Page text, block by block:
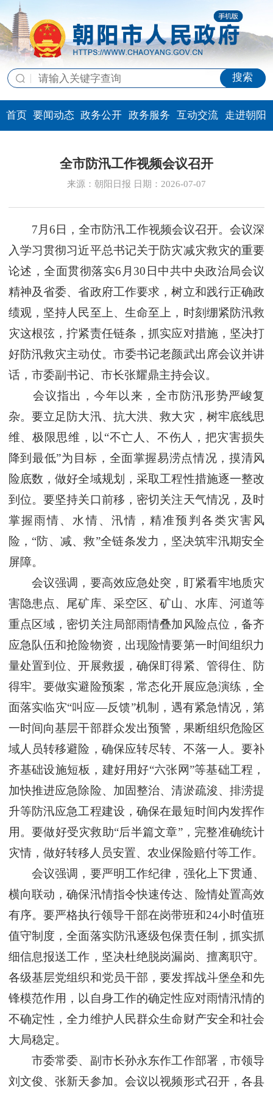
搜索
首页 要闻动态 政务公开 政务服务 互动交流 走进朝阳
全市防汛工作视频会议召开
来源：朝阳日报 日期：2026-07-07
7月6日，全市防汛工作视频会议召开。会议深
入学习贯彻习近平总书记关于防灾减灾救灾的重要
论述，全面贯彻落实6月30日中共中央政治局会议
精神及省委、省政府工作要求，树立和践行正确政
绩观，坚持人民至上、生命至上，时刻绷紧防汛救
灾这根弦，拧紧责任链条，抓实应对措施，坚决打
好防汛救灾主动仗。市委书记老颜武出席会议并讲
话，市委副书记、市长张耀鼎主持会议。
会议指出，今年以来，全市防汛形势严峻复
杂。要立足防大汛、抗大洪、救大灾，树牢底线思
维、极限思维，以“不亡人、不伤人，把灾害损失
降到最低”为目标，全面掌握易涝点情况，摸清风
险底数，做好全域规划，采取工程性措施逐一整改
到位。要坚持关口前移，密切关注天气情况，及时
掌握雨情、水情、汛情，精准预判各类灾害风
险，“防、减、救”全链条发力，坚决筑牢汛期安全
屏障。
会议强调，要高效应急处突，盯紧看牢地质灾
害隐患点、尾矿库、采空区、矿山、水库、河道等
重点区域，密切关注局部雨情叠加风险点位，备齐
应急队伍和抢险物资，出现险情要第一时间组织力
量处置到位、开展救援，确保盯得紧、管得住、防
得牢。要做实避险预案，常态化开展应急演练，全
面落实临灾“叫应—反馈”机制，遇有紧急情况，第
一时间向基层干部群众发出预警，果断组织危险区
域人员转移避险，确保应转尽转、不落一人。要补
齐基础设施短板，建好用好“六张网”等基础工程，
加快推进应急除险、加固整治、清淤疏浚、排涝提
升等防汛应急工程建设，确保在最短时间内发挥作
用。要做好受灾救助“后半篇文章”，完整准确统计
灾情，做好转移人员安置、农业保险赔付等工作。
会议强调，要严明工作纪律，强化上下贯通、
横向联动，确保汛情指令快速传达、险情处置高效
有序。要严格执行领导干部在岗带班和24小时值班
值守制度，全面落实防汛逐级包保责任制，抓实抓
细信息报送工作，坚决杜绝脱岗漏岗、擅离职守。
各级基层党组织和党员干部，要发挥战斗堡垒和先
锋模范作用，以自身工作的确定性应对雨情汛情的
不确定性，全力维护人民群众生命财产安全和社会
大局稳定。
市委常委、副市长孙永东作工作部署，市领导
刘文俊、张新天参加。会议以视频形式召开，各县